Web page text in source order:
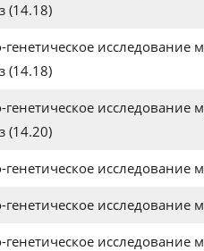
(14.18)
исследование
(14.18)
исследование
(14.20)
исследование
исследование
исследование